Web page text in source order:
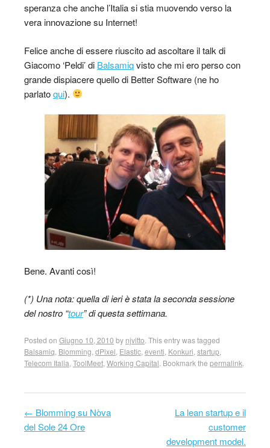
speranza che anche l’Italia si stia muovendo verso la
vera innovazione su Internet!
Felice anche di essere riuscito ad ascoltare il talk di
Giacomo ‘Peldi’ di Balsamiqvisto che mi ero perso con
grande dispiacere quello di Better Software (ne ho
parlatoqui).
Bene. Avanti così!
(*) Una nota: quella di ieri è stata la seconda sessione
del nostro “tour” di questa settimana.
Posted on Giugno 10, 2010 by njvitto . This entry was tagged
Balsamiq Blomming dPixel Elastic eventi Konkuri startup
Telecom Italia ToolMeet Working Capital . Bookmark the permalink
Post navigation
← Blomming su Nòva
del Sole 24 Ore
La lean startup e il
customer
development model.